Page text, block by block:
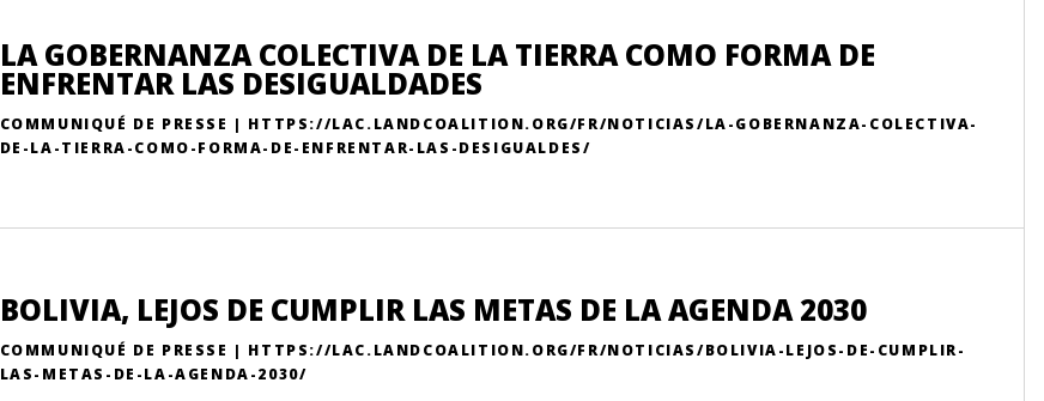
LA GOBERNANZA COLECTIVA DE LA TIERRA COMO FORMA DE
ENFRENTAR LAS DESIGUALDADES
COMMUNIQUÉ DE PRESSE | HTTPS://LAC.LANDCOALITION.ORG/FR/NOTICIAS/LA-GOBERNANZA-COLECTIVA-
DE-LA-TIERRA-COMO-FORMA-DE-ENFRENTAR-LAS-DESIGUALDES/
BOLIVIA, LEJOS DE CUMPLIR LAS METAS DE LA AGENDA 2030
COMMUNIQUÉ DE PRESSE | HTTPS://LAC.LANDCOALITION.ORG/FR/NOTICIAS/BOLIVIA-LEJOS-DE-CUMPLIR-
LAS-METAS-DE-LA-AGENDA-2030/